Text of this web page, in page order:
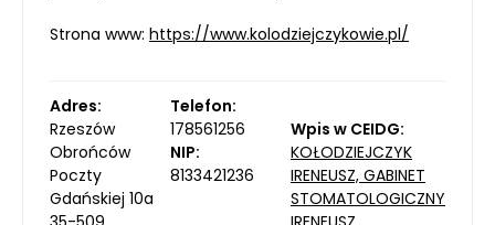
Strona www: https://www.kolodziejczykowie.pl/
Adres:
Rzeszów
Obrońców
Poczty
Gdańskiej 10a
Telefon:
178561256
NIP:
8133421236
Wpis w CEIDG:
KOŁODZIEJCZYK
IRENEUSZ, GABINET
STOMATOLOGICZNY